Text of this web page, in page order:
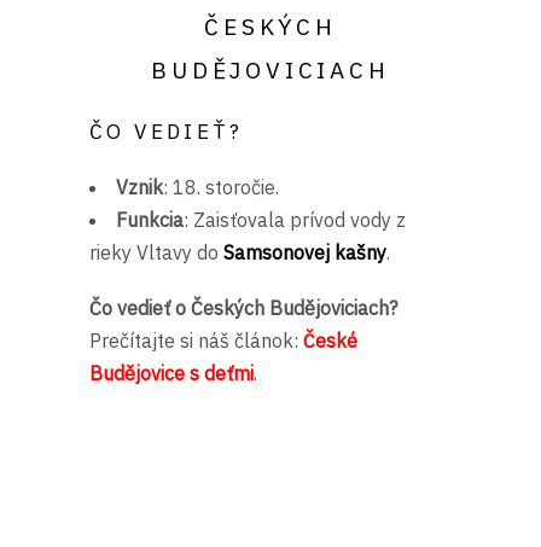
ČESKÝCH
BUDĚJOVICIACH
ČO VEDIEŤ?
Vznik: 18. storočie.
Funkcia: Zaisťovala prívod vody z
rieky Vltavy do Samsonovej kašny.
Čo vedieť o Českých Budějoviciach?
Prečítajte si náš článok: České
Budějovice s deťmi.